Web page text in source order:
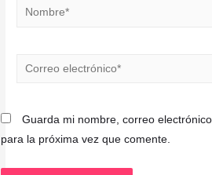
Nombre*
Correo
Guarda mi nombre, correo
para la próxima vez que comente.